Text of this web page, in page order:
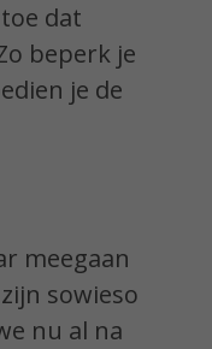
dat
beperk je
je de
meegaan
sowieso
nu al na